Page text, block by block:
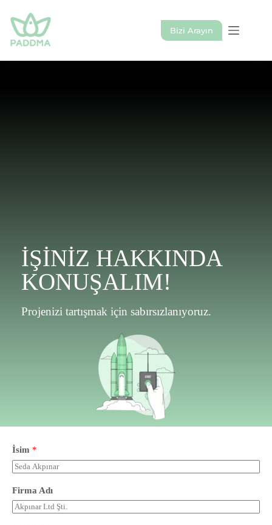
Bizi Arayın
İŞİNİZ HAKKINDA
KONUŞALIM!
Projenizi tartışmak için sabırsızlanıyoruz.
İsim *
Firma Adı